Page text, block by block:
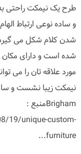
و ساده نوعی ارتباط
شدن کلام شکل می
شده است و دارای مکان
مورد علاقه تان را می
Brighamمنبع :
19/unique-custom-
furniture...